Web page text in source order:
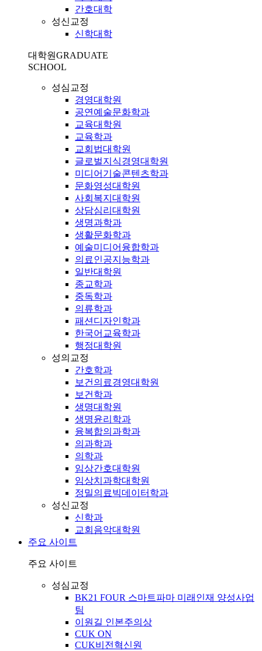
간호대학
성신교정
신학대학
대학원GRADUATE
SCHOOL
성심교정
경영대학원
공연예술문화학과
교육대학원
교육학과
교회법대학원
글로벌지식경영대학원
미디어기술콘텐츠학과
문화영성대학원
사회복지대학원
상담심리대학원
생명과학과
생활문화학과
예술미디어융합학과
의료인공지능학과
일반대학원
종교학과
중독학과
의류학과
패션디자인학과
한국어교육학과
행정대학원
성의교정
간호학과
보건의료경영대학원
보건학과
생명대학원
생명윤리학과
융복합의과학과
의과학과
의학과
임상간호대학원
임상치과학대학원
정밀의료빅데이터학과
성신교정
신학과
교회음악대학원
주요 사이트
주요 사이트
성심교정
BK21 FOUR 스마트파마 미래인재 양성사업
팀
이원길 인본주의상
CUK ON
CUK비전혁신원